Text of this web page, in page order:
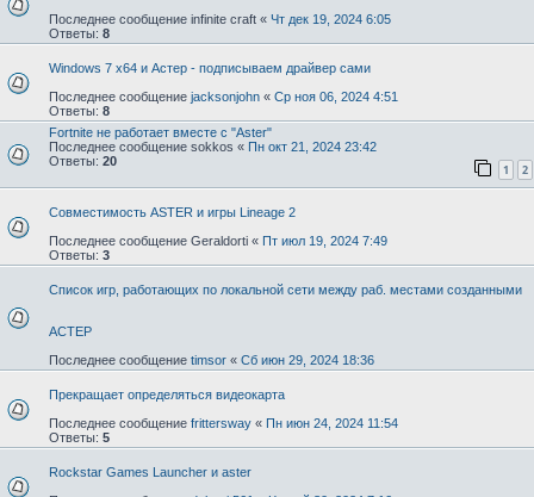
Последнее сообщение infinite craft « Чт дек 19, 2024 6:05
Ответы: 8
Windows 7 x64 и Астер - подписываем драйвер сами
Последнее сообщение jacksonjohn « Ср ноя 06, 2024 4:51
Ответы: 8
Fortnite не работает вместе с "Aster"
Последнее сообщение sokkos « Пн окт 21, 2024 23:42
Ответы: 20
1 2
Совместимость ASTER и игры Lineage 2
Последнее сообщение Geraldorti « Пт июл 19, 2024 7:49
Ответы: 3
Список игр, работающих по локальной сети между раб. местами созданными
АСТЕР
Последнее сообщение timsor « Сб июн 29, 2024 18:36
Прекращает определяться видеокарта
Последнее сообщение frittersway « Пн июн 24, 2024 11:54
Ответы: 5
Rockstar Games Launcher и aster